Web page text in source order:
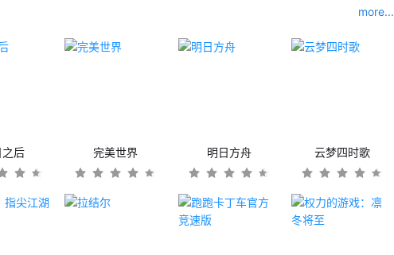
more...
后 完美世界 明日方舟 云梦四时歌